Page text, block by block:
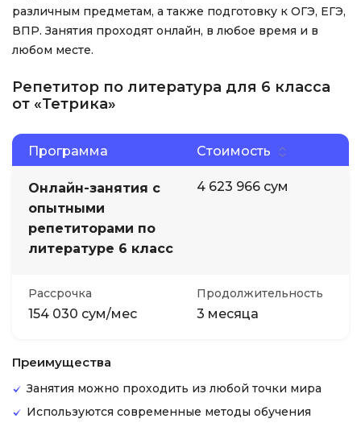
различным предметам, а также подготовку к ОГЭ, ЕГЭ,
ВПР. Занятия проходят онлайн, в любое время и в
любом месте.
Репетитор по литература для 6 класса
от «Тетрика»
Программа Стоимость
Онлайн-занятия с
опытными
репетиторами по
литературе 6 класс
4 623 966 сум
Рассрочка
154 030 сум/мес
Продолжительность
3 месяца
Преимущества
Занятия можно проходить из любой точки мира
Используются современные методы обучения